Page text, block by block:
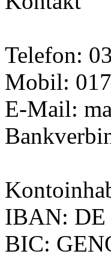
Telefon:
Mobil:
E-Mail:
IBAN: DE
BIC: